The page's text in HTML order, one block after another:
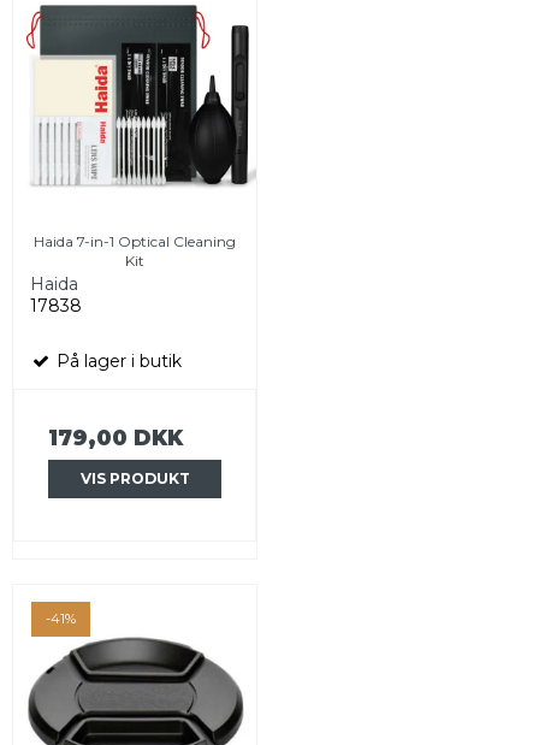
Haida 7-in-1 Optical Cleaning
Kit
Haida
17838
På lager i butik
179,00 DKK
VIS PRODUKT
-41%